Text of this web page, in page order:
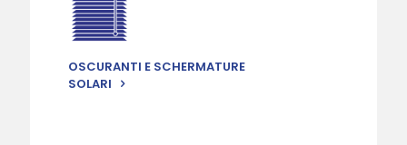
OSCURANTI E SCHERMATURE
SOLARI